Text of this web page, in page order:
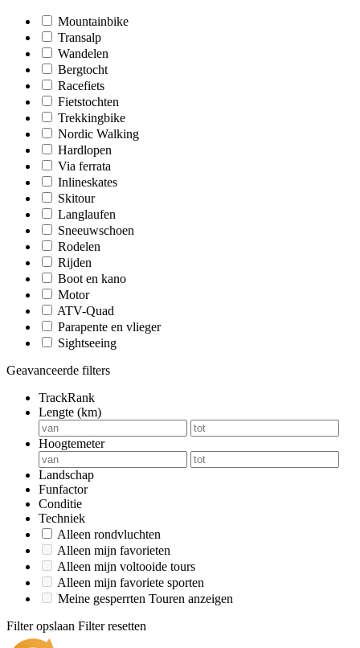
Mountainbike
Transalp
Wandelen
Bergtocht
Racefiets
Fietstochten
Trekkingbike
Nordic Walking
Hardlopen
Via ferrata
Inlineskates
Skitour
Langlaufen
Sneeuwschoen
Rodelen
Rijden
Boot en kano
Motor
ATV-Quad
Parapente en vlieger
Sightseeing
Geavanceerde filters
TrackRank
Lengte (km)
Hoogtemeter
Landschap
Funfactor
Conditie
Techniek
Alleen rondvluchten
Alleen mijn favorieten
Alleen mijn voltooide tours
Alleen mijn favoriete sporten
Meine gesperrten Touren anzeigen
Filter opslaan Filter resetten